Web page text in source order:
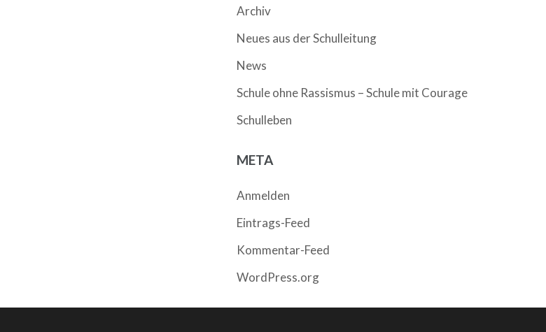
Archiv
Neues aus der Schulleitung
News
Schule ohne Rassismus – Schule mit Courage
Schulleben
META
Anmelden
Eintrags-Feed
Kommentar-Feed
WordPress.org